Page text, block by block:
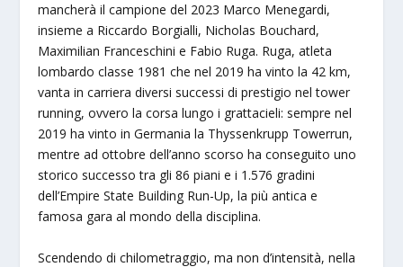
mancherà il campione del 2023 Marco Menegardi,
insieme a Riccardo Borgialli, Nicholas Bouchard,
Maximilian Franceschini e Fabio Ruga. Ruga, atleta
lombardo classe 1981 che nel 2019 ha vinto la 42 km,
vanta in carriera diversi successi di prestigio nel tower
running, ovvero la corsa lungo i grattacieli: sempre nel
2019 ha vinto in Germania la Thyssenkrupp Towerrun,
mentre ad ottobre dell’anno scorso ha conseguito uno
storico successo tra gli 86 piani e i 1.576 gradini
dell’Empire State Building Run-Up, la più antica e
famosa gara al mondo della disciplina.
Scendendo di chilometraggio, ma non d’intensità, nella